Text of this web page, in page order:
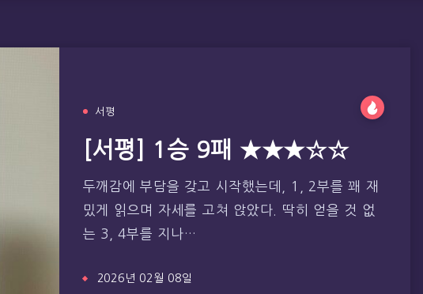
서평
[서평] 1승 9패 ★★★☆☆
두깨감에 부담을 갖고 시작했는데, 1, 2부를 꽤 재
밌게 읽으며 자세를 고쳐 앉았다. 딱히 얻을 것 없
는 3, 4부를 지나…
2026년 02월 08일